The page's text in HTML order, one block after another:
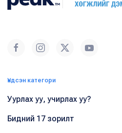
Үндсэн категори
Уурлах уу, учирлах уу?
Бидний 17 зорилт